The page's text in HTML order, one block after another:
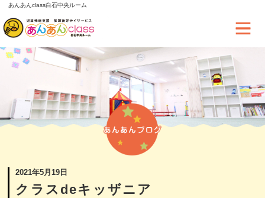
あんあんclass白石中央ルーム
2021年5月19日
クラスdeキッザニア